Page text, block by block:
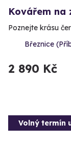
Kovářem na
Poznejte krásu
Březnice
2 890 Kč
Volný termín